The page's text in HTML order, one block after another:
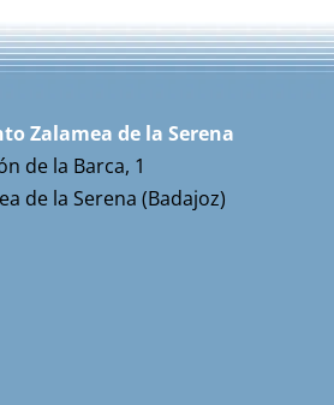
Zalamea de la Serena
de la Barca, 1
de la Serena (Badajoz)